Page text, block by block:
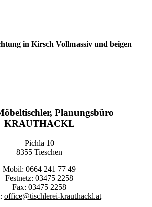
in Kirsch Vollmassiv und beigen
Planungsbüro
KRAUTHACKL
Pichla 10
8355 Tieschen
Mobil: 0664 241 77 49
Festnetz: 03475 2258
Fax: 03475 2258
office@tischlerei-krauthackl.at